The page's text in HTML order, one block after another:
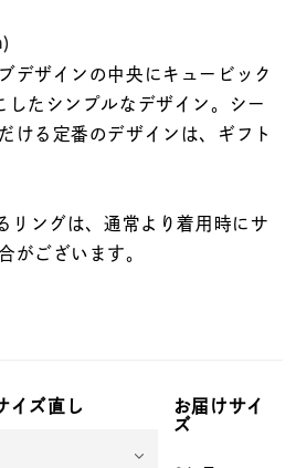
～
デザインの中央にキュービック
したシンプルなデザイン。シー
ける定番のデザインは、ギフト
ングは、通常より着用時にサ
がございます。
イズ直し
お届けサイ
ズ